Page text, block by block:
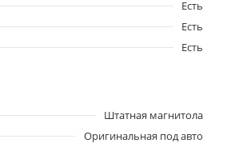
Есть
Есть
Есть
Штатная магнитола
Оригинальная под авто